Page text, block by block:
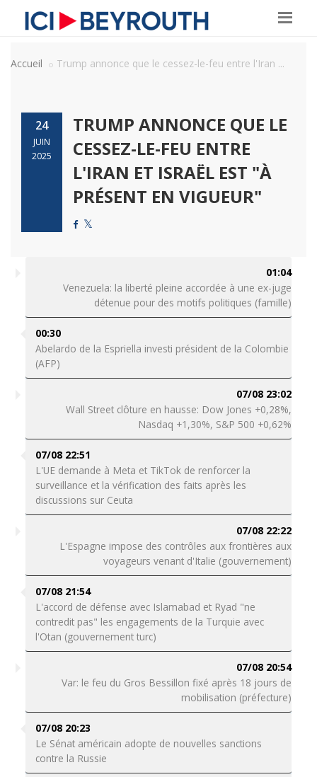
Accueil Trump annonce que le cessez-le-feu entre l'Iran ...
24
JUIN
2025
TRUMP ANNONCE QUE LE
CESSEZ-LE-FEU ENTRE
L'IRAN ET ISRAËL EST "À
PRÉSENT EN VIGUEUR"
01:04
Venezuela: la liberté pleine accordée à une ex-juge
détenue pour des motifs politiques (famille)
00:30
Abelardo de la Espriella investi président de la Colombie
(AFP)
07/08 23:02
Wall Street clôture en hausse: Dow Jones +0,28%,
Nasdaq +1,30%, S&P 500 +0,62%
07/08 22:51
L'UE demande à Meta et TikTok de renforcer la
surveillance et la vérification des faits après les
discussions sur Ceuta
07/08 22:22
L'Espagne impose des contrôles aux frontières aux
voyageurs venant d'Italie (gouvernement)
07/08 21:54
L'accord de défense avec Islamabad et Ryad "ne
contredit pas" les engagements de la Turquie avec
l'Otan (gouvernement turc)
07/08 20:54
Var: le feu du Gros Bessillon fixé après 18 jours de
mobilisation (préfecture)
07/08 20:23
Le Sénat américain adopte de nouvelles sanctions
contre la Russie